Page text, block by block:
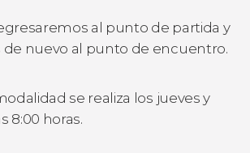
al punto de partida y
de nuevo al punto de encuentro.
se realiza los jueves y
8:00 horas.